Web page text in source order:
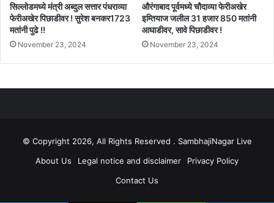
सिल्लोडमध्ये मंत्री अब्दुल सत्तार पंधराव्या
फेरीअखेर पिछाडीवर ! सुरेश बनकर1723
मतांनी पुढे !!
November 23, 2024
औरंगाबाद पूर्वमध्ये चौदाव्या फेरीअखेर
इम्तियाज जलील 31 हजार 850 मतांनी
आघाडीवर, सावे पिछाडीवर !
November 23, 2024
© Copyright 2026, All Rights Reserved . SambhajiNagar Live
About Us
Legal notice and disclaimer
Privacy Policy
Contact Us